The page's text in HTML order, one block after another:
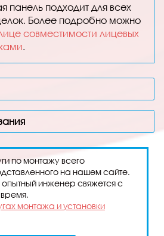
панель подходит для всех
Более подробно можно
совместимости лицевых
по монтажу всего
на нашем сайте.
инженер свяжется с
монтажа и установки